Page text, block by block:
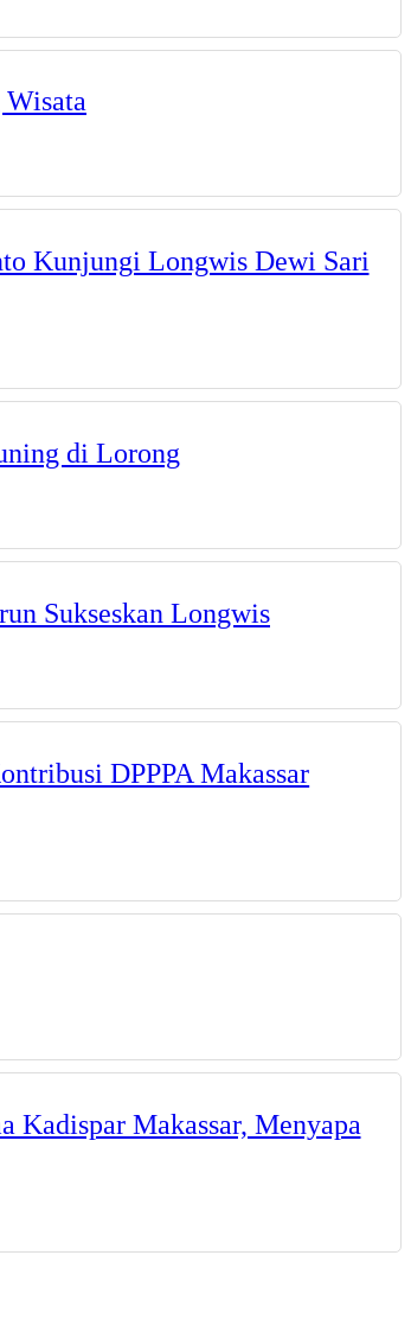
Wisata
Kunjungi Longwis Dewi Sari
di Lorong
Sukseskan Longwis
DPPPA Makassar
Kadispar Makassar, Menyapa